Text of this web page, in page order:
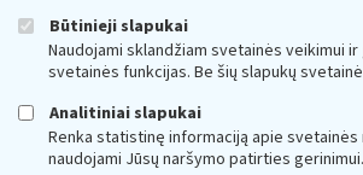
Būtinieji slapukai
Naudojami sklandžiam svetainės veikimui
svetainės funkcijas. Be šių slapukų
Analitiniai slapukai
Renka statistinę informaciją apie svetainės
naudojami Jūsų naršymo patirties gerinimui.